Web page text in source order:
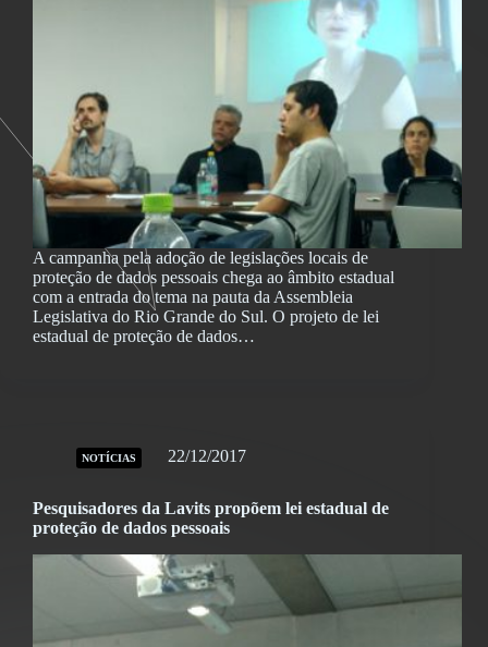
A campanha pela adoção de legislações locais de
proteção de dados pessoais chega ao âmbito estadual
com a entrada do tema na pauta da Assembleia
Legislativa do Rio Grande do Sul. O projeto de lei
estadual de proteção de dados…
NOTÍCIAS 22/12/2017
Pesquisadores da Lavits propõem lei estadual de
proteção de dados pessoais